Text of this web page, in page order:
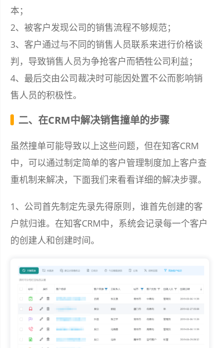
本；
2、被客户发现公司的销售流程不够规范；
3、客户通过与不同的销售人员联系来进行价格谈
判，导致销售人员为争抢客户而牺牲公司利益；
4、最后交由公司裁决时可能因处置不公而影响销
售人员的积极性。
二、在CRM中解决销售撞单的步骤
虽然撞单可能导致以上这些问题，但在知客CRM
中，可以通过制定简单的客户管理制度加上客户查
重机制来解决，下面我们来看看详细的解决步骤。
1、公司首先制定先录先得原则，谁首先创建的客
户就归谁。在知客CRM中，系统会记录每一个客户
的创建人和创建时间。